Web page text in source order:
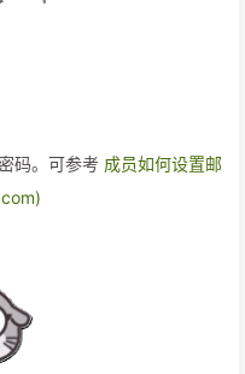
码。可参考 成员如何设置邮